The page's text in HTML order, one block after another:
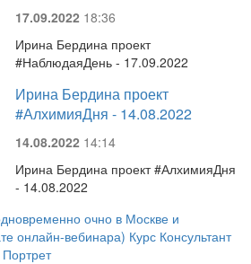
17.09.2022 18:36
Ирина Бердина проект
#НаблюдаяДень - 17.09.2022
Ирина Бердина проект
#АлхимияДня - 14.08.2022
14.08.2022 14:14
Ирина Бердина проект #АлхимияДня
- 14.08.2022
очно в Москве и
онлайн-вебинара) Курс Консультант